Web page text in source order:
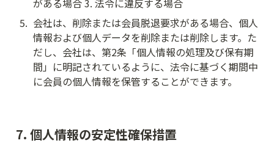
がある場合 3. 法令に違反する場合
5. 会社は、削除または会員脱退要求がある場合、個人
情報および個人データを削除または削除します。た
だし、会社は、第2条「個人情報の処理及び保有期
間」に明記されているように、法令に基づく期間中
に会員の個人情報を保管することができます。
7. 個人情報の安定性確保措置